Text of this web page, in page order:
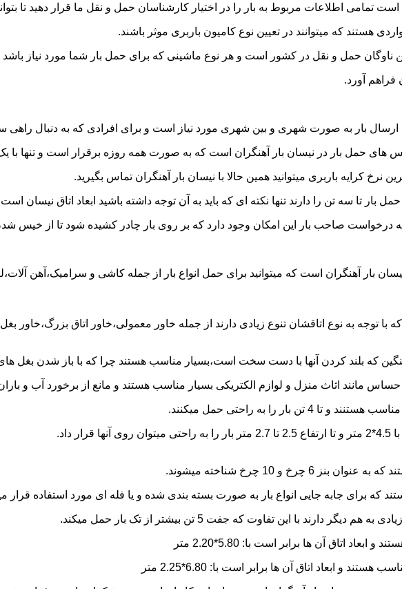
اطلاعات مربوط به بار را در اختیار کارشناسان حمل و نقل ما قرار دهید تا
هستند که میتوانند در تعیین نوع کامیون باربری موثر باشند.
ناوگان حمل و نقل در کشور است و هر نوع ماشینی که برای حمل بار شما مورد نیاز
فراهم آورد.
بار به صورت شهری و بین شهری مورد نیاز است و برای افرادی که به دنبال راهی
حمل بار در نیسان بار آهنگران است که به صورت همه روزه برقرار است و تنها با یک
نرخ کرایه باربری میتوانید همین حالا با نیسان بار آهنگران تماس بگیرید.
به درخواست صاحب بار این امکان وجود دارد که بر روی بار چادر کشیده شود تا از خیس
بار آهنگران است که میتوانید برای حمل انواع بار از جمله کاشی و سرامیک،آهن
با توجه به نوع اتاقشان تنوع زیادی دارند از جمله خاور معمولی،خاور اتاق بزرگ،خاور
که بلند کردن آنها با دست سخت است،بسیار مناسب هستند چرا که با باز شدن بغل
مانند اثاث منزل و لوازم الکتریکی بسیار مناسب هستند و مانع از برخورد آب و
را به راحتی حمل میکنند.
و 10 چرخ شناخته میشوند.
برای جابه جایی انواع بار به صورت بسته بندی شده و یا فله ای مورد استفاده قرار
با این تفاوت که جفت 5 تن بیشتر از تک بار حمل میکند.